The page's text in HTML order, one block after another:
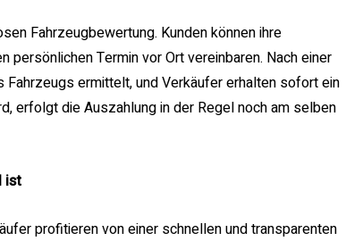
Fahrzeugbewertung. Kunden können ihre
Termin vor Ort vereinbaren. Nach einer
ermittelt, und Verkäufer erhalten sofort ein
erfolgt die Auszahlung in der Regel noch am selben
ist
profitieren von einer schnellen und transparenten